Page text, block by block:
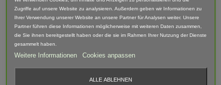
Lieferumfang: 2x Doppel Fanfare
Abgebildete Fahrzeuge und Zubehör sind nicht im Lieferumfang
enthalten.
Der Artikel ist im 3D-Druck-Verfahren gefertigt und von Hand
abweichen.
Zugriffe auf unsere Website zu analysieren. Außerdem geben wir Informationen zu
Ihrer Verwendung unserer Website an unsere Partner für Analysen weiter. Unsere
Partner führen diese Informationen möglicherweise mit weiteren Daten zusammen,
die Sie ihnen bereitgestellt haben oder die sie im Rahmen Ihrer Nutzung der Dienste
gesammelt haben.
Weitere Informationen Cookies anpassen
ALLE ABLEHNEN